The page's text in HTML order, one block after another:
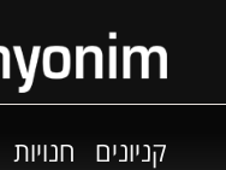
קניונים חנויות